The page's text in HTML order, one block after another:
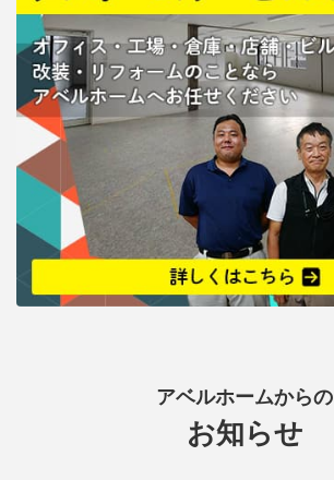
アベルホームからの
お知らせ